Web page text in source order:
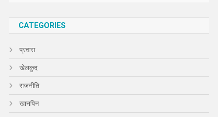
CATEGORIES
प्रवास
खेलकुद
राजनीति
खानपिन